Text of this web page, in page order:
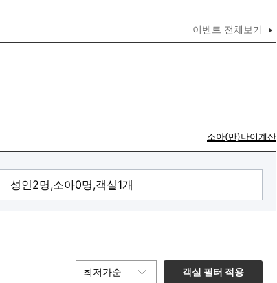
이벤트 전체보기
소아(만)나이계산
최저가순 객실 필터 적용